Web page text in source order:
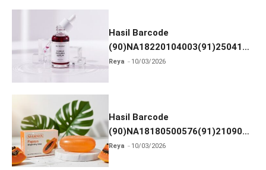
Hasil Barcode
(90)NA18220104003(91)250418
dan Izin BPOM
Reya 10/03/2026
Hasil Barcode
(90)NA18180500576(91)210906
dan Izin BPOM
Reya 10/03/2026